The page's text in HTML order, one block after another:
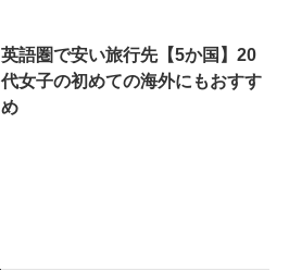
英語圏で安い旅行先【5か国】20
代女子の初めての海外にもおすす
め